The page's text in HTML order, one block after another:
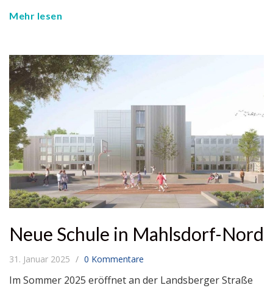
Mehr lesen
Neue Schule in Mahlsdorf-Nord
31. Januar 2025 0 Kommentare
Im Sommer 2025 eröffnet an der Landsberger Straße